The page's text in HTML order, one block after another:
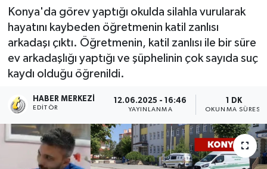
Konya'da görev yaptığı okulda silahla vurularak
hayatını kaybeden öğretmenin katil zanlısı
arkadaşı çıktı. Öğretmenin, katil zanlısı ile bir süre
ev arkadaşlığı yaptığı ve şüphelinin çok sayıda suç
kaydı olduğu öğrenildi.
HABER MERKEZI
EDITÖR
12.06.2025 - 16:46
YAYINLANMA
1 DK
OKUNMA SÜRESI